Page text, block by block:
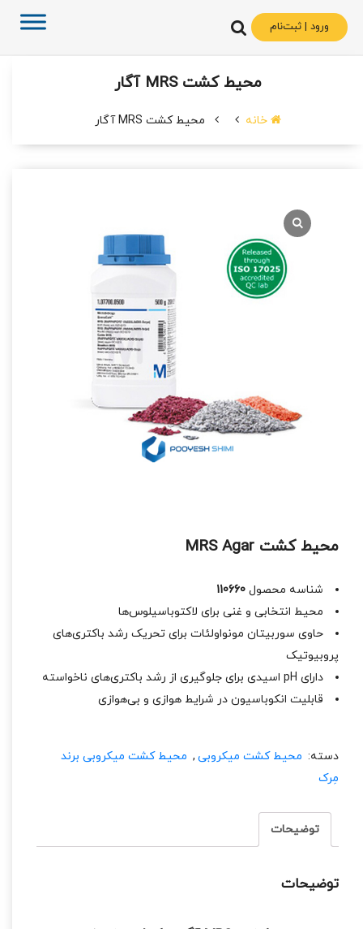
ورود | ثبت‌نام
محیط کشت MRS آگار
خانه محیط کشت MRS آگار
محیط کشت MRS Agar
شناسه محصول 110660
محیط انتخابی و غنی برای لاکتوباسیلوس‌ها
حاوی سوربیتان مونو‌اولئات برای تحریک رشد باکتری‌های
پروبیوتیک
دارای pH اسیدی برای جلوگیری از رشد باکتری‌های ناخواسته
قابلیت انکوباسیون در شرایط هوازی و بی‌هوازی
دسته: محیط کشت میکروبی , محیط کشت میکروبی برند
مِرک
توضیحات
توضیحات